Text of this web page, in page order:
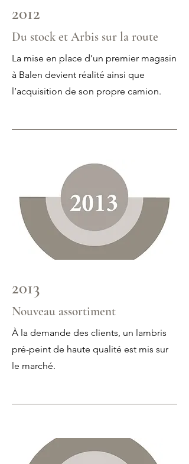
2012
Du stock et Arbis sur la route
La mise en place d’un premier magasin
à Balen devient réalité ainsi que
l’acquisition de son propre camion.
2013
Nouveau assortiment
À la demande des clients, un lambris
pré-peint de haute qualité est mis sur
le marché.